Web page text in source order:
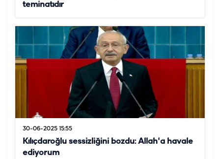
teminatıdır
30-06-2025 15:55
Kılıçdaroğlu sessizliğini bozdu: Allah'a havale
ediyorum